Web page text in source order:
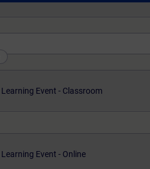
Learning Event - Classroom
Learning Event - Online